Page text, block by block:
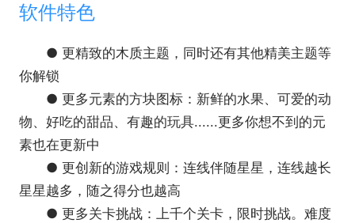
软件特色
● 更精致的木质主题，同时还有其他精美主题等
你解锁
● 更多元素的方块图标：新鲜的水果、可爱的动
物、好吃的甜品、有趣的玩具......更多你想不到的元
素也在更新中
● 更创新的游戏规则：连线伴随星星，连线越长
星星越多，随之得分也越高
● 更多关卡挑战：上千个关卡，限时挑战。难度